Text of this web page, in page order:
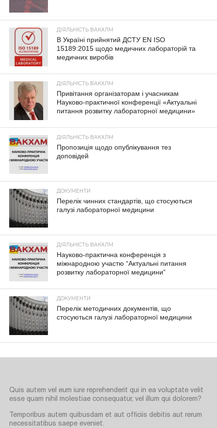
ДІЯЛЬНІСТЬ ВАКХЛМ
В Україні прийнятий ДСТУ EN ISO
15189:2015 щодо медичних лабораторій та
медичних виробів
ДІЯЛЬНІСТЬ ВАКХЛМ
Привітання організаторам і учасникам
Науково-практичної конференції «Актуальні
питання розвитку лабораторної медицини»
ДІЯЛЬНІСТЬ ВАКХЛМ
Пропозиція щодо опублікування тез
доповідей
ДОКУМЕНТИ
Перелік чинних стандартів, що стосуються
галузі лабораторної медицини
ДІЯЛЬНІСТЬ ВАКХЛМ
Науково-практична конференція з
міжнародною участю “Актуальні питання
розвитку лабораторної медицини”
ДОКУМЕНТИ
Перелік методичних документів, що
стосуються галузі лабораторної медицини
Quis autem vel eum iure reprehenderit qui in ea voluptate velit
esse quam nihil molestiae consequatur, vel illum qui dolorem?
Temporibus autem quibusdam et aut officiis debitis aut rerum
necessitatibus saepe eveniet.